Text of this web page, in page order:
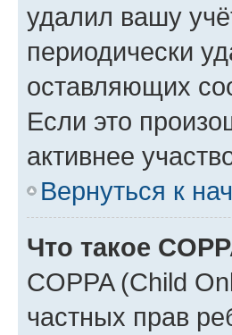
удалил вашу
периодически
оставляющих
Если это
активнее
Вернуться к
Что такое
COPPA (Child
частных прав